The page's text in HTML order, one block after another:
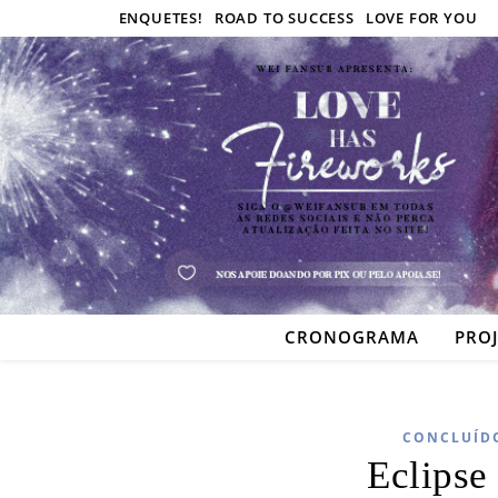
ENQUETES! ROAD TO SUCCESS LOVE FOR YOU
CRONOGRAMA